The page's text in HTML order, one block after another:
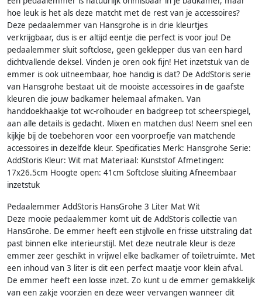
hoe leuk is het als deze matcht met de rest van je accessoires?
Deze pedaalemmer van Hansgrohe is in drie kleurtjes
verkrijgbaar, dus is er altijd eentje die perfect is voor jou! De
pedaalemmer sluit softclose, geen geklepper dus van een hard
dichtvallende deksel. Vinden je oren ook fijn! Het inzetstuk van de
emmer is ook uitneembaar, hoe handig is dat? De AddStoris serie
van Hansgrohe bestaat uit de mooiste accessoires in de gaafste
kleuren die jouw badkamer helemaal afmaken. Van
handdoekhaakje tot wc-rolhouder en badgreep tot scheerspiegel,
aan alle details is gedacht. Mixen en matchen dus! Neem snel een
kijkje bij de toebehoren voor een voorproefje van matchende
accessoires in dezelfde kleur. Specificaties Merk: Hansgrohe Serie:
AddStoris Kleur: Wit mat Materiaal: Kunststof Afmetingen:
17x26.5cm Hoogte open: 41cm Softclose sluiting Afneembaar
inzetstuk
Pedaalemmer AddStoris HansGrohe 3 Liter Mat Wit
Deze mooie pedaalemmer komt uit de AddStoris collectie van
HansGrohe. De emmer heeft een stijlvolle en frisse uitstraling dat
past binnen elke interieurstijl. Met deze neutrale kleur is deze
emmer zeer geschikt in vrijwel elke badkamer of toiletruimte. Met
een inhoud van 3 liter is dit een perfect maatje voor klein afval.
De emmer heeft een losse inzet. Zo kunt u de emmer gemakkelijk
van een zakje voorzien en deze weer vervangen wanneer dit